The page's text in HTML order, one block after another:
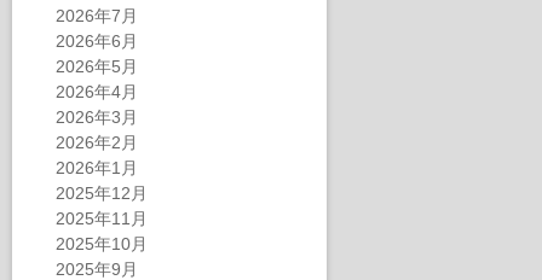
2026年7月
2026年6月
2026年5月
2026年4月
2026年3月
2026年2月
2026年1月
2025年12月
2025年11月
2025年10月
2025年9月